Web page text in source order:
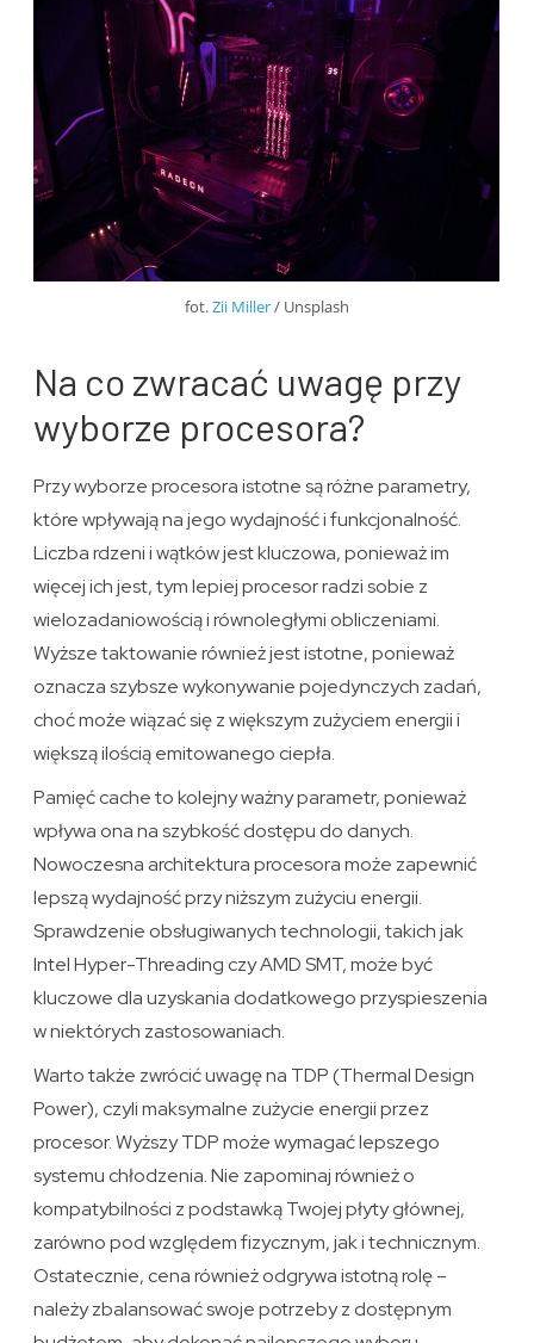
fot.Zii Miller/ Unsplash
Na co zwracać uwagę przy
wyborze procesora?
Przy wyborze procesora istotne są różne parametry,
które wpływają na jego wydajność i funkcjonalność.
Liczba rdzeni i wątków jest kluczowa, ponieważ im
więcej ich jest, tym lepiej procesor radzi sobie z
wielozadaniowością i równoległymi obliczeniami.
Wyższe taktowanie również jest istotne, ponieważ
oznacza szybsze wykonywanie pojedynczych zadań,
choć może wiązać się z większym zużyciem energii i
większą ilością emitowanego ciepła.
Pamięć cache to kolejny ważny parametr, ponieważ
wpływa ona na szybkość dostępu do danych.
Nowoczesna architektura procesora może zapewnić
lepszą wydajność przy niższym zużyciu energii.
Sprawdzenie obsługiwanych technologii, takich jak
Intel Hyper-Threading czy AMD SMT, może być
kluczowe dla uzyskania dodatkowego przyspieszenia
w niektórych zastosowaniach.
Warto także zwrócić uwagę na TDP (Thermal Design
Power), czyli maksymalne zużycie energii przez
procesor. Wyższy TDP może wymagać lepszego
systemu chłodzenia. Nie zapominaj również o
kompatybilności z podstawką Twojej płyty głównej,
zarówno pod względem fizycznym, jak i technicznym.
Ostatecznie, cena również odgrywa istotną rolę –
należy zbalansować swoje potrzeby z dostępnym